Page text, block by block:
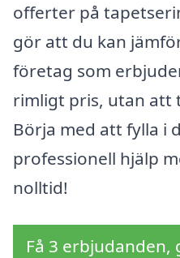
offerter på
gör att du kan
företag som
rimligt pris, utan att
Börja med att fylla i
professionell hjälp
nolltid!
Få 3 erbjudanden,